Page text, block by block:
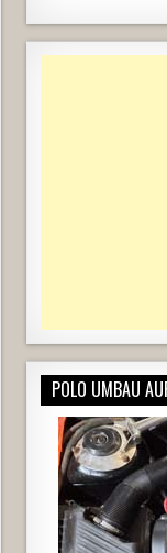
POLO UMBAU